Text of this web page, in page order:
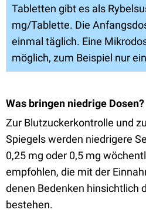
Tabletten gibt es als
mg/Tablette. Die
einmal täglich. Eine
möglich, zum Beispiel nur
Was bringen niedrige Dosen?
Zur Blutzuckerkontrolle und
Spiegels werden niedrigere
0,25 mg oder 0,5 mg
empfohlen, die mit der
denen Bedenken hinsichtlich
bestehen.